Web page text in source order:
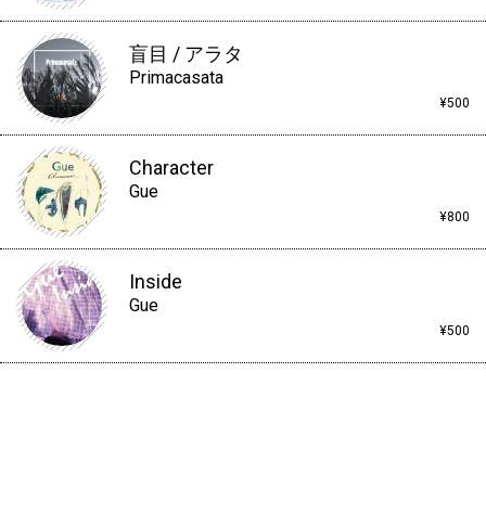
盲目 / アラタ
Primacasata
¥500
Character
Gue
¥800
Inside
Gue
¥500